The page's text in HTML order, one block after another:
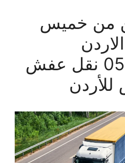
من خميس
0555915287 نقل عفش